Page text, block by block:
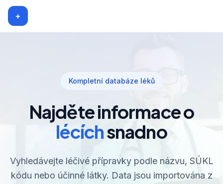
+
Kompletní databáze léků
Najděte informace o
lécíchsnadno
Vyhledávejte léčivé přípravky podle názvu, SÚKL
kódu nebo účinné látky. Data jsou importována z